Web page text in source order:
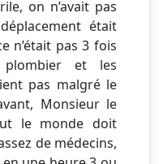
on n’avait pas
était
n’était pas 3 fois
et les
pas malgré le
Monsieur le
le monde doit
de médecins,